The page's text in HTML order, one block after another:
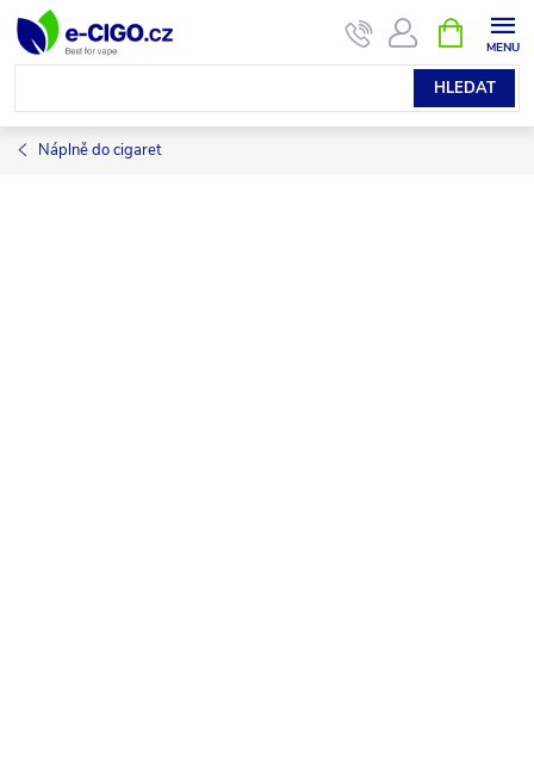
Přejít
obsah
HLEDAT
NÁKUPNÍ
KOŠÍK
Náplně do cigaret